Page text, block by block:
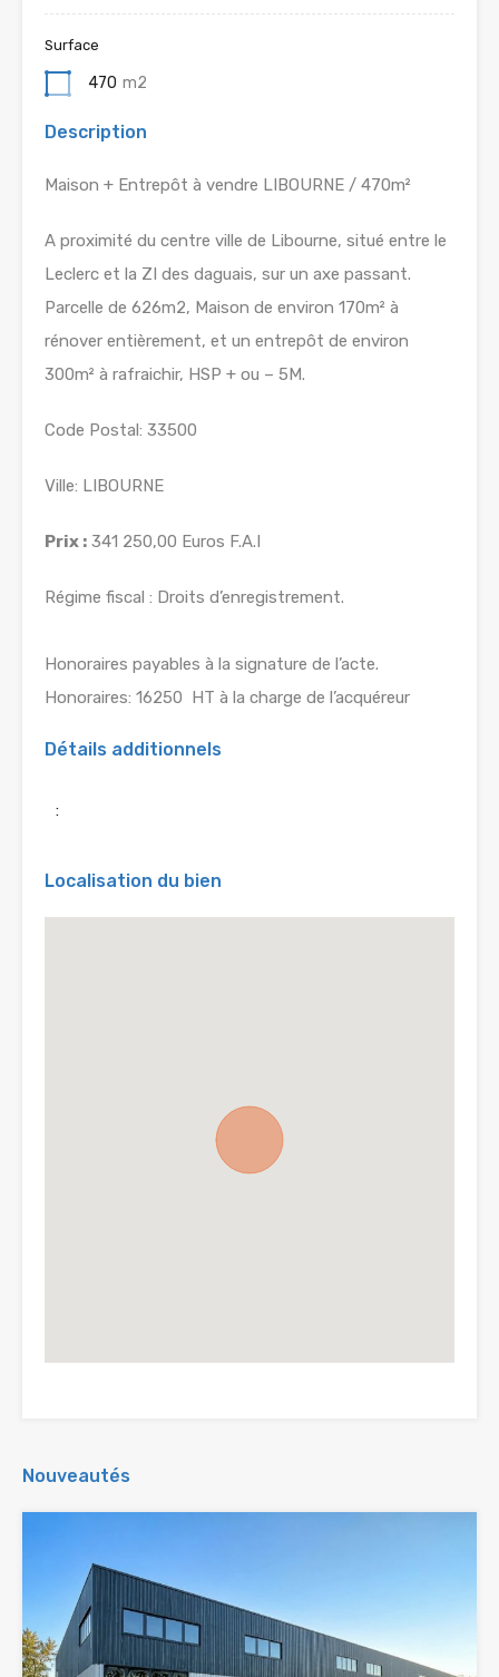
Surface
470 m2
Description
Maison + Entrepôt à vendre LIBOURNE / 470m²
A proximité du centre ville de Libourne, situé entre le
Leclerc et la ZI des daguais, sur un axe passant.
Parcelle de 626m2, Maison de environ 170m² à
rénover entièrement, et un entrepôt de environ
300m² à rafraichir, HSP + ou – 5M.
Code Postal: 33500
Ville: LIBOURNE
Prix : 341 250,00 Euros F.A.I
Régime fiscal : Droits d’enregistrement.
Honoraires payables à la signature de l’acte.
Honoraires: 16250  HT à la charge de l’acquéreur
Détails additionnels
:
Localisation du bien
Nouveautés